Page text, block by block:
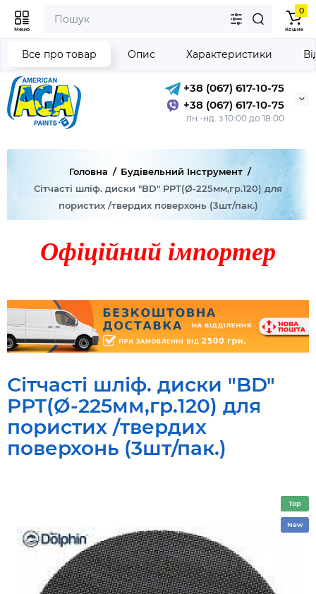
+38 (067) 617-10-75
+38 (067) 617-10-75
пн.-нд. з 10:00 до 18:00
Меню
0
Кошик
Головна
Будівельний Інструмент
Сітчасті шліф. диски "BD" PРТ(Ø-225мм,гр.120) для
пористих /твердих поверхонь (3шт/пак.)
Офіційний імпортер
Сітчасті шліф. диски "BD"
PРТ(Ø-225мм,гр.120) для
пористих /твердих
поверхонь (3шт/пак.)
Все про товар Опис Характеристики
Top
New